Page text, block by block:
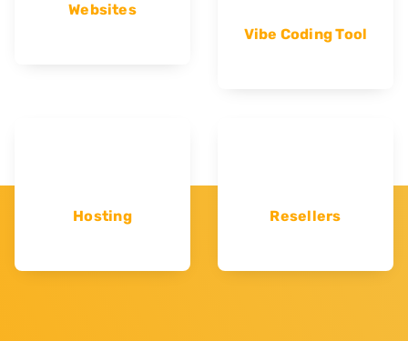
Websites
Vibe Coding Tool
Hosting Resellers